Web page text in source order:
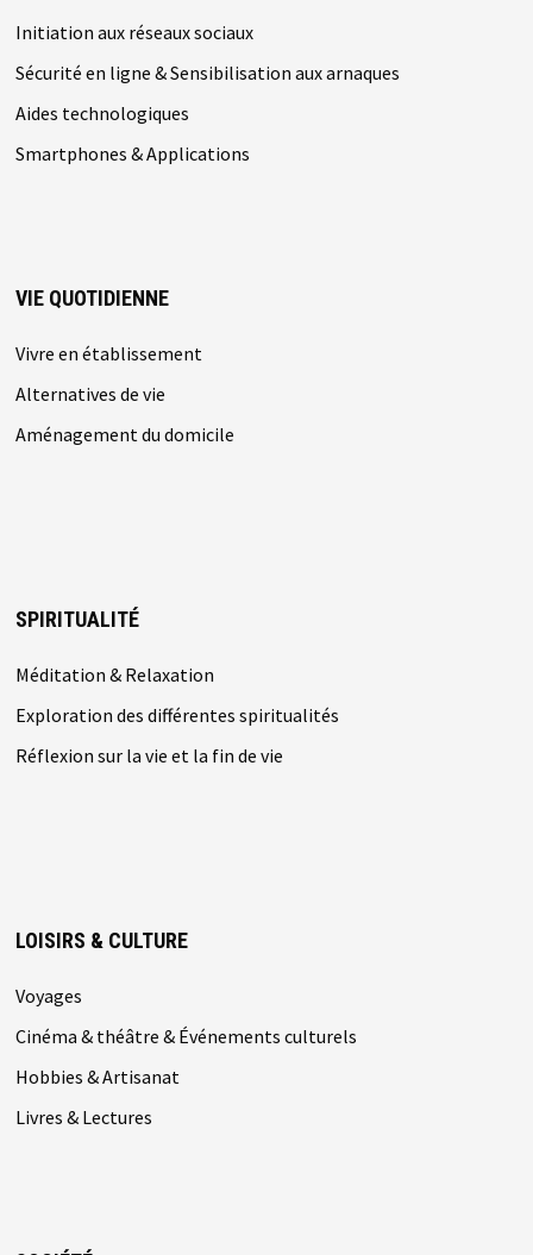
Initiation aux réseaux sociaux
Sécurité en ligne & Sensibilisation aux arnaques
Aides technologiques
Smartphones & Applications
VIE QUOTIDIENNE
Vivre en établissement
Alternatives de vie
Aménagement du domicile
SPIRITUALITÉ
Méditation & Relaxation
Exploration des différentes spiritualités
Réflexion sur la vie et la fin de vie
LOISIRS & CULTURE
Voyages
Cinéma & théâtre & Événements culturels
Hobbies & Artisanat
Livres & Lectures